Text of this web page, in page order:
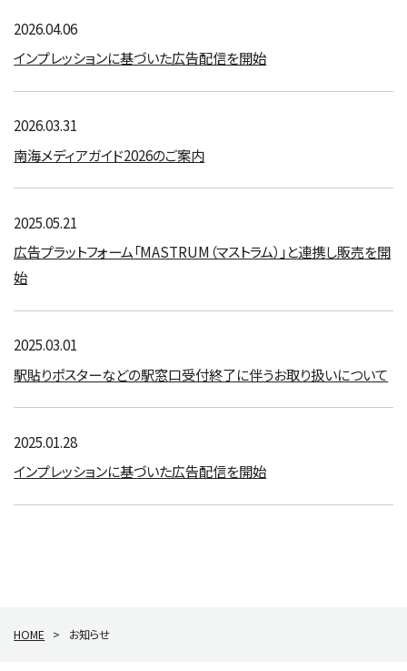
2026.04.06
インプレッションに基づいた広告配信を開始
2026.03.31
南海メディアガイド2026のご案内
2025.05.21
広告プラットフォーム「MASTRUM（マストラム）」と連携し販売を開
始
2025.03.01
駅貼りポスターなどの駅窓口受付終了に伴うお取り扱いについて
2025.01.28
インプレッションに基づいた広告配信を開始
HOME > お知らせ